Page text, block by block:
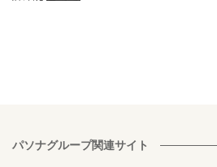
パソナグループ関連サイト